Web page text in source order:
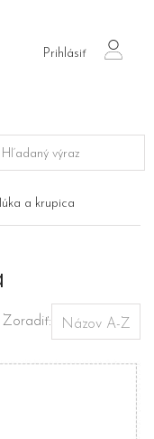
Prihlásiť
login
a krupica
Zoradiť: